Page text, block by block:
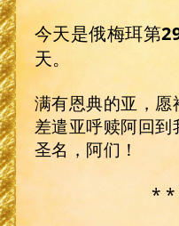
今天是俄梅珥第
天。
满有恩典的亚，
差遣亚呼赎阿回
圣名，阿们！
* *